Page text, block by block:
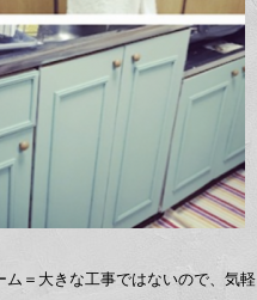
＝大きな工事ではないので、気軽